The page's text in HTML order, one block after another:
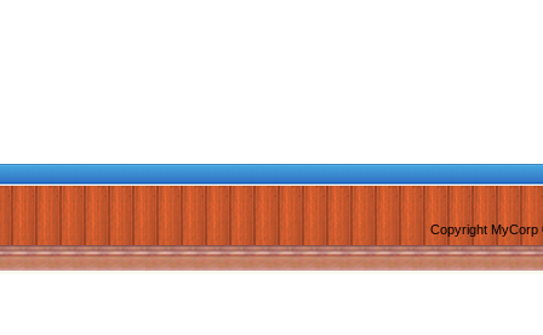
Copyright MyCorp